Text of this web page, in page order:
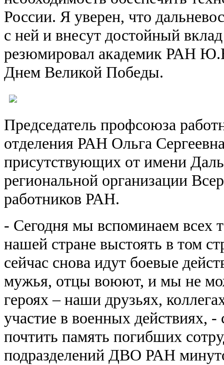
России. Я уверен, что
с ней и внесут достойный
резюмировал академик РАН
Днем Великой Победы.
Председатель профсоюза
отделения РАН Ольга
присутствующих от имени
региональной организации
работников РАН.
- Сегодня мы вспоминаем всех
нашей стране выстоять в том
сейчас снова идут боевые
мужья, отцы воюют, и мы не
героях – наши друзьях,
участие в военных действиях, -
почтить память погибших
подразделений ДВО РАН